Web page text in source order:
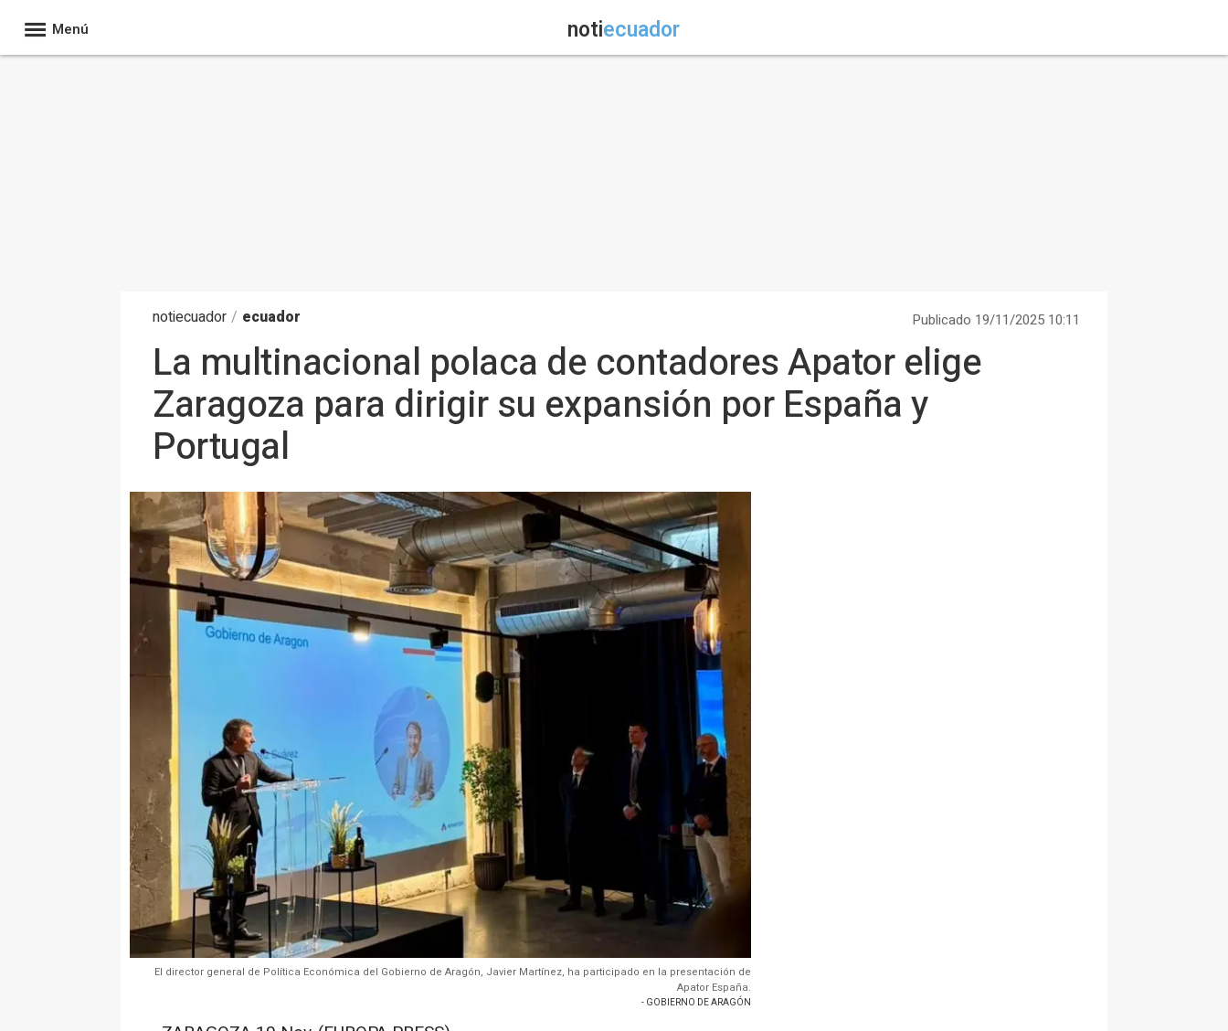
Menú notiecuador
notiecuador / ecuador Publicado 19/11/2025 10:11
La multinacional polaca de contadores Apator elige
Zaragoza para dirigir su expansión por España y
Portugal
El director general de Política Económica del Gobierno de Aragón, Javier Martínez, ha participado en la presentación de
Apator España.
- GOBIERNO DE ARAGÓN